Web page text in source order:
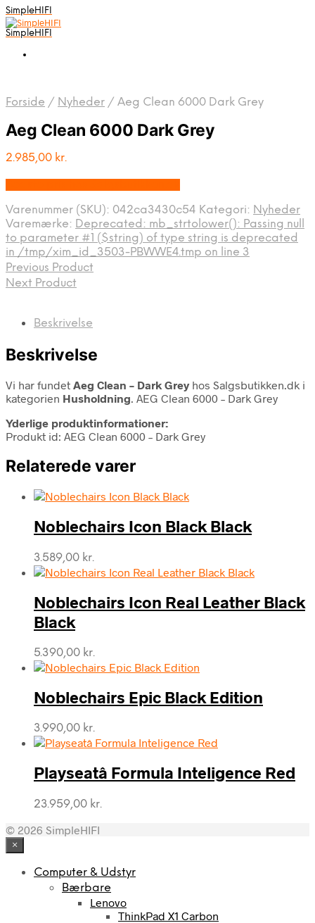
SimpleHIFI
SimpleHIFI
Forside / Nyheder / Aeg Clean 6000 Dark Grey
Aeg Clean 6000 Dark Grey
2.985,00 kr.
Varenummer (SKU): 042ca3430c54 Kategori: Nyheder
Varemærke: Deprecated: mb_strtolower(): Passing null
to parameter #1 ($string) of type string is deprecated
in /tmp/xim_id_3503-PBWWE4.tmp on line 3
Previous Product
Next Product
Beskrivelse
Beskrivelse
Vi har fundet Aeg Clean – Dark Greyhos Salgsbutikken.dk i
kategorien Husholdning. AEG Clean 6000 – Dark Grey
Yderlige produktinformationer:
Produkt id: AEG Clean 6000 – Dark Grey
Relaterede varer
Noblechairs Icon Black Black
3.589,00 kr.
Noblechairs Icon Real Leather Black
Black
5.390,00 kr.
Noblechairs Epic Black Edition
3.990,00 kr.
Playseatâ Formula Inteligence Red
23.959,00 kr.
© 2026 SimpleHIFI
×
Computer & Udstyr
Bærbare
Lenovo
ThinkPad X1 Carbon